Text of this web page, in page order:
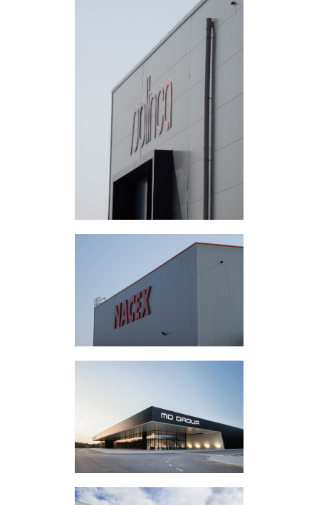
polyvalent de
Panneaux sandwichs
Solinca Gondomar
Panneaux sandwichs